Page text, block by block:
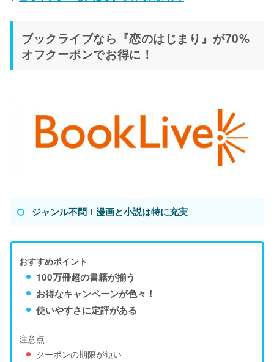
ブックライブなら『恋のはじまり』が70%
オフクーポンでお得に！
ジャンル不問！漫画と小説は特に充実
おすすめポイント
100万冊超の書籍が揃う
お得なキャンペーンが色々！
使いやすさに定評がある
注意点
クーポンの期限が短い